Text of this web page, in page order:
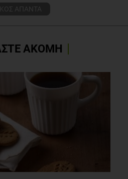
ΑΠΑΝΤΑ
ΑΚΟΜΗ